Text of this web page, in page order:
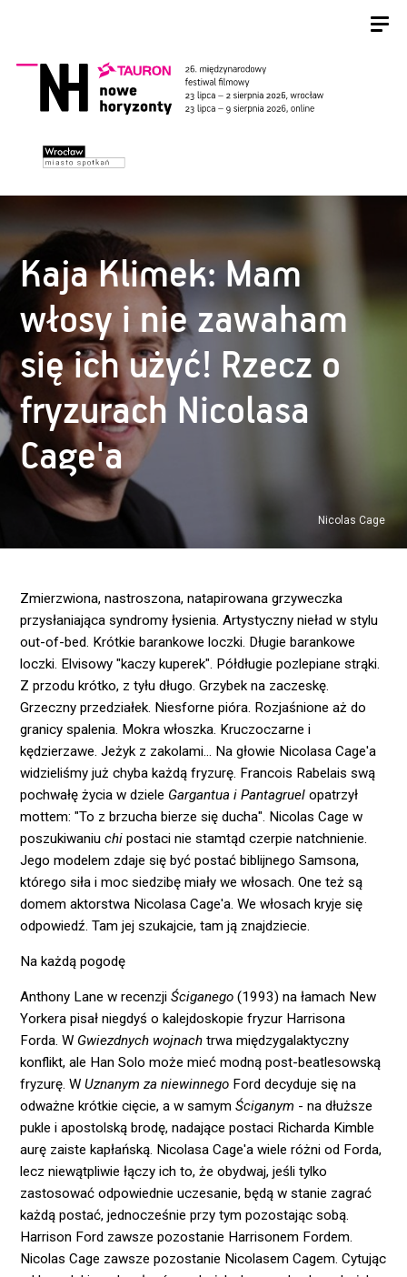
Nicolas Cage
Kaja Klimek: Mam
włosy i nie zawaham
się ich użyć! Rzecz o
fryzurach Nicolasa
Cage'a
Zmierzwiona, nastroszona, natapirowana grzyweczka
przysłaniająca syndromy łysienia. Artystyczny nieład w stylu
out-of-bed. Krótkie barankowe loczki. Długie barankowe
loczki. Elvisowy "kaczy kuperek". Półdługie pozlepiane strąki.
Z przodu krótko, z tyłu długo. Grzybek na zaczeskę.
Grzeczny przedziałek. Niesforne pióra. Rozjaśnione aż do
granicy spalenia. Mokra włoszka. Kruczoczarne i
kędzierzawe. Jeżyk z zakolami… Na głowie Nicolasa Cage'a
widzieliśmy już chyba każdą fryzurę. Francois Rabelais swą
pochwałę życia w dziele Gargantua i Pantagruel opatrzył
mottem: "To z brzucha bierze się ducha". Nicolas Cage w
poszukiwaniuchi postaci nie stamtąd czerpie natchnienie.
Jego modelem zdaje się być postać biblijnego Samsona,
którego siła i moc siedzibę miały we włosach. One też są
domem aktorstwa Nicolasa Cage'a. We włosach kryje się
odpowiedź. Tam jej szukajcie, tam ją znajdziecie.
Na każdą pogodę
Anthony Lane w recenzjiŚciganego (1993) na łamach New
Yorkera pisał niegdyś o kalejdoskopie fryzur Harrisona
Forda. W Gwiezdnych wojnach trwa międzygalaktyczny
konflikt, ale Han Solo może mieć modną post-beatlesowską
fryzurę. WUznanym za niewinnego Ford decyduje się na
odważne krótkie cięcie, a w samymŚciganym - na dłuższe
pukle i apostolską brodę, nadające postaci Richarda Kimble
aurę zaiste kapłańską. Nicolasa Cage'a wiele różni od Forda,
lecz niewątpliwie łączy ich to, że obydwaj, jeśli tylko
zastosować odpowiednie uczesanie, będą w stanie zagrać
każdą postać, jednocześnie przy tym pozostając sobą.
Harrison Ford zawsze pozostanie Harrisonem Fordem.
Nicolas Cage zawsze pozostanie Nicolasem Cagem. Cytując